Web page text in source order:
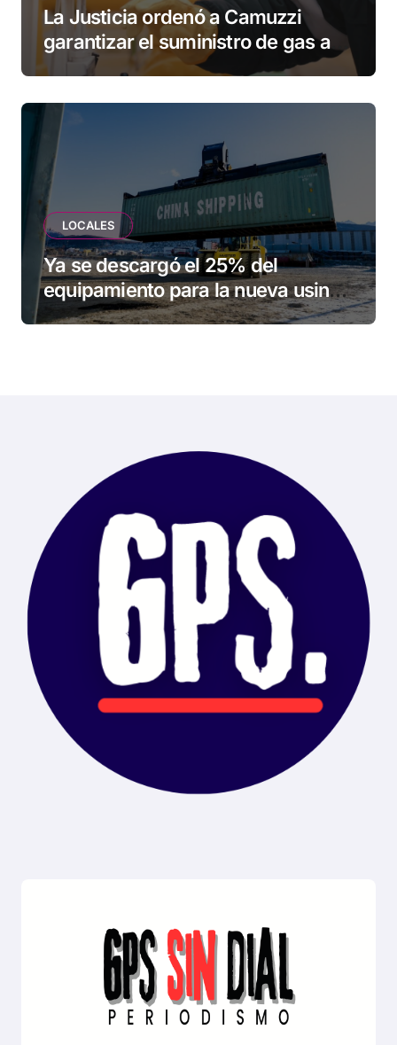
La Justicia ordenó a Camuzzi
garantizar el suministro de gas a
una familia de Tolhuin
LOCALES
Ya se descargó el 25% del
equipamiento para la nueva usina
de Ushuaia